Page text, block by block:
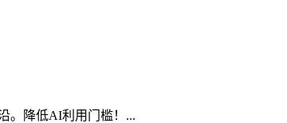
。降低AI利用门槛！...